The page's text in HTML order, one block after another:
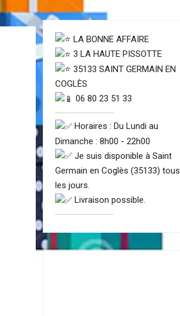
LA BONNE AFFAIRE
3 LA HAUTE PISSOTTE
35133 SAINT GERMAIN EN
COGLÈS
06 80 23 51 33
Horaires : Du Lundi au
Dimanche : 8h00 - 22h00
Je suis disponible à Saint
Germain en Coglès (35133) tous
les jours.
Livraison possible.